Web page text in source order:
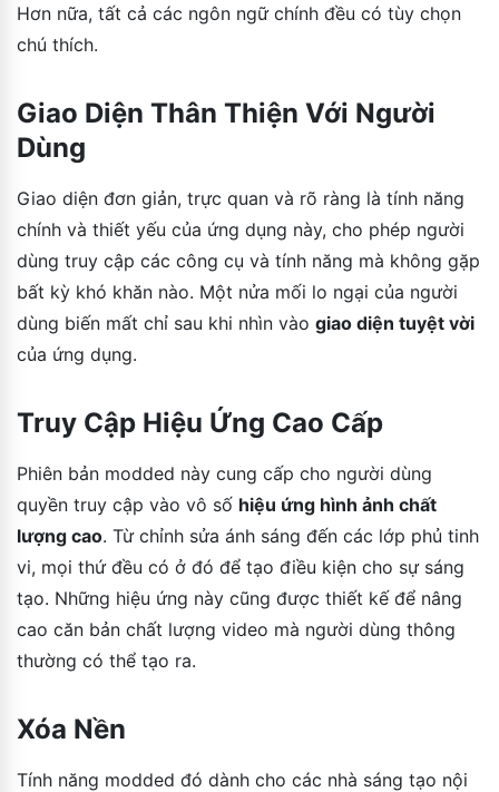
Hơn nữa, tất cả các ngôn ngữ chính đều có tùy chọn
chú thích.
Giao Diện Thân Thiện Với Người
Dùng
Giao diện đơn giản, trực quan và rõ ràng là tính năng
chính và thiết yếu của ứng dụng này, cho phép người
dùng truy cập các công cụ và tính năng mà không gặp
bất kỳ khó khăn nào. Một nửa mối lo ngại của người
dùng biến mất chỉ sau khi nhìn vào giao diện tuyệt vời
của ứng dụng.
Truy Cập Hiệu Ứng Cao Cấp
Phiên bản modded này cung cấp cho người dùng
quyền truy cập vào vô số hiệu ứng hình ảnh chất
lượng cao. Từ chỉnh sửa ánh sáng đến các lớp phủ tinh
vi, mọi thứ đều có ở đó để tạo điều kiện cho sự sáng
tạo. Những hiệu ứng này cũng được thiết kế để nâng
cao căn bản chất lượng video mà người dùng thông
thường có thể tạo ra.
Xóa Nền
Tính năng modded đó dành cho các nhà sáng tạo nội